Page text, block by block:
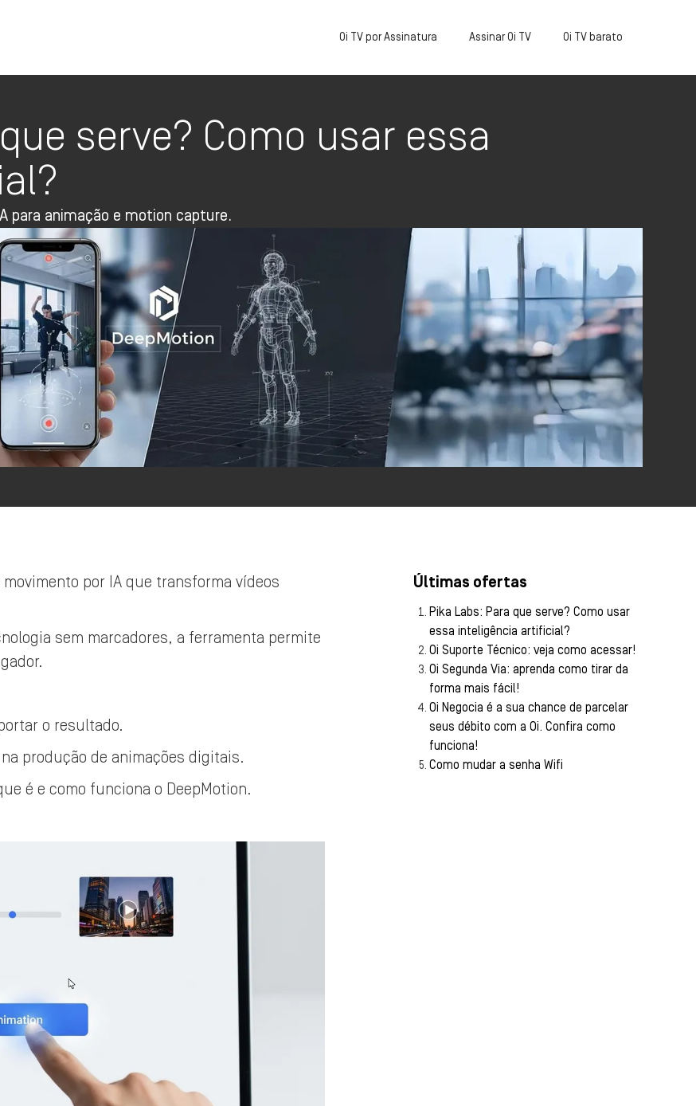
Oi TV por Assinatura Assinar Oi TV Oi TV barato
serve? Como usar essa
para animação e motion capture.
por IA que transforma vídeos
sem marcadores, a ferramenta permite
o resultado.
produção de animações digitais.
é e como funciona o DeepMotion.
Últimas ofertas
Pika Labs: Para que serve? Como usar
essa inteligência artificial?
Oi Suporte Técnico: veja como acessar!
Oi Segunda Via: aprenda como tirar da
forma mais fácil!
Oi Negocia é a sua chance de parcelar
seus débito com a Oi. Confira como
funciona!
Como mudar a senha Wifi